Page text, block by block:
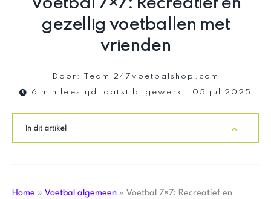
Voetbal 7×7: Recreatief en
gezellig voetballen met
vrienden
Door:
Team 247voetbalshop.com
6 min leestijd Laatst bijgewerkt: 05 jul 2025
In dit artikel
Home » Voetbal algemeen » Voetbal 7×7: Recreatief en